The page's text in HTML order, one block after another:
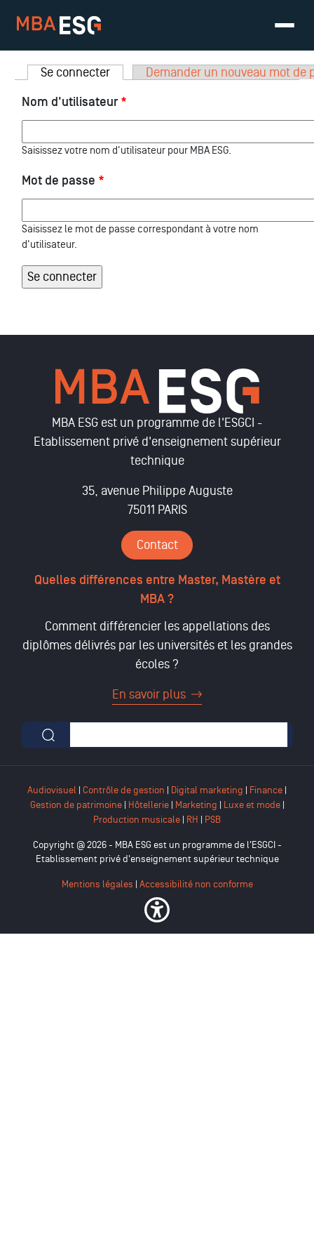
Onglets principaux
Se connecter (onglet actif)Demander un nouveau mot de
Nom d'utilisateur *
Saisissez votre nom d'utilisateur pour MBA ESG.
Mot de passe *
Saisissez le mot de passe correspondant à votre nom
d'utilisateur.
MBA ESG est un programme de l'ESGCI -
Etablissement privé d'enseignement supérieur
technique
35, avenue Philippe Auguste
75011 PARIS
Contact
Quelles différences entre Master, Mastère et
MBA ?
Comment différencier les appellations des
diplômes délivrés par les universités et les grandes
écoles ?
En savoir plus
Formulaire de recherche
Audiovisuel | Contrôle de gestion | Digital marketing | Finance |
Gestion de patrimoine| Hôtellerie| Marketing | Luxe et mode|
Production musicale | RH | PSB
Copyright @ 2026 - MBA ESG est un programme de l'ESGCI -
Etablissement privé d'enseignement supérieur technique
Mentions légales Accessibilité non conforme